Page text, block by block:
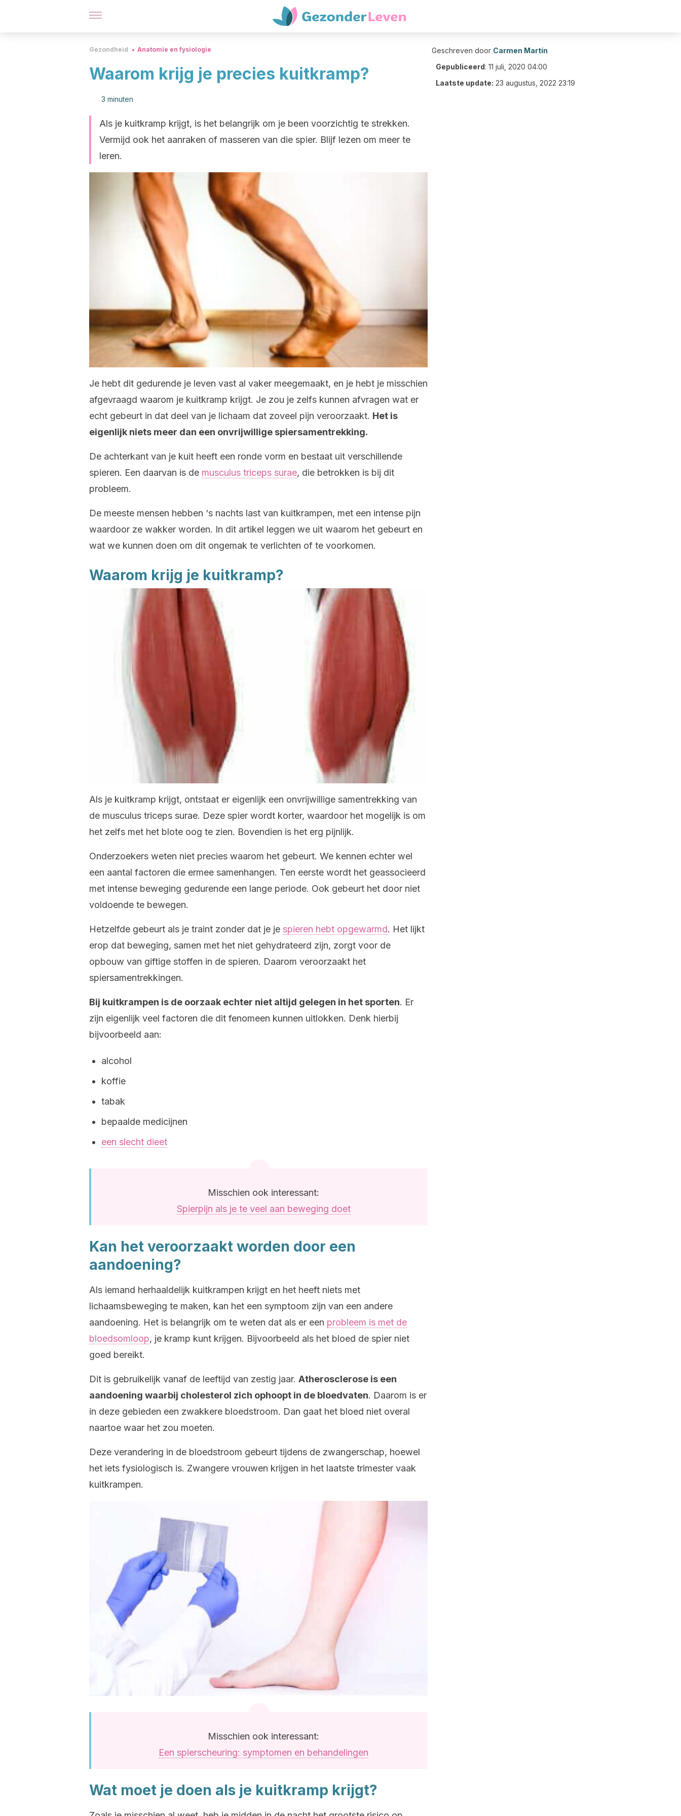
Gezondheid Anatomie en fysiologie
Waarom krijg je precies kuitkramp?
3 minuten
Als je kuitkramp krijgt, is het belangrijk om je been voorzichtig te strekken.
Vermijd ook het aanraken of masseren van die spier. Blijf lezen om meer te
leren.
Je hebt dit gedurende je leven vast al vaker meegemaakt, en je hebt je misschien
afgevraagd waarom je kuitkramp krijgt. Je zou je zelfs kunnen afvragen wat er
echt gebeurt in dat deel van je lichaam dat zoveel pijn veroorzaakt. Het is
eigenlijk niets meer dan een onvrijwillige spiersamentrekking.
De achterkant van je kuit heeft een ronde vorm en bestaat uit verschillende
spieren. Een daarvan is de musculus triceps surae, die betrokken is bij dit
probleem.
De meeste mensen hebben ‘s nachts last van kuitkrampen, met een intense pijn
waardoor ze wakker worden. In dit artikel leggen we uit waarom het gebeurt en
wat we kunnen doen om dit ongemak te verlichten of te voorkomen.
Waarom krijg je kuitkramp?
Als je kuitkramp krijgt, ontstaat er eigenlijk een onvrijwillige samentrekking van
de musculus triceps surae. Deze spier wordt korter, waardoor het mogelijk is om
het zelfs met het blote oog te zien. Bovendien is het erg pijnlijk.
Onderzoekers weten niet precies waarom het gebeurt. We kennen echter wel
een aantal factoren die ermee samenhangen. Ten eerste wordt het geassocieerd
met intense beweging gedurende een lange periode. Ook gebeurt het door niet
voldoende te bewegen.
Hetzelfde gebeurt als je traint zonder dat je je spieren hebt opgewarmd. Het lijkt
erop dat beweging, samen met het niet gehydrateerd zijn, zorgt voor de
opbouw van giftige stoffen in de spieren. Daarom veroorzaakt het
spiersamentrekkingen.
Bij kuitkrampen is de oorzaak echter niet altijd gelegen in het sporten. Er
zijn eigenlijk veel factoren die dit fenomeen kunnen uitlokken. Denk hierbij
bijvoorbeeld aan:
alcohol
koffie
tabak
bepaalde medicijnen
een slecht dieet
Misschien ook interessant:
Spierpijn als je te veel aan beweging doet
Kan het veroorzaakt worden door een
aandoening?
Als iemand herhaaldelijk kuitkrampen krijgt en het heeft niets met
lichaamsbeweging te maken, kan het een symptoom zijn van een andere
aandoening. Het is belangrijk om te weten dat als er een probleem is met de
bloedsomloop, je kramp kunt krijgen. Bijvoorbeeld als het bloed de spier niet
goed bereikt.
Dit is gebruikelijk vanaf de leeftijd van zestig jaar. Atherosclerose is een
aandoening waarbij cholesterol zich ophoopt in de bloedvaten. Daarom is er
in deze gebieden een zwakkere bloedstroom. Dan gaat het bloed niet overal
naartoe waar het zou moeten.
Deze verandering in de bloedstroom gebeurt tijdens de zwangerschap, hoewel
het iets fysiologisch is. Zwangere vrouwen krijgen in het laatste trimester vaak
kuitkrampen.
Misschien ook interessant:
Een spierscheuring: symptomen en behandelingen
Wat moet je doen als je kuitkramp krijgt?
Geschreven door Carmen Martín
Gepubliceerd: 11 juli, 2020 04:00
Laatste update: 23 augustus, 2022 23:19